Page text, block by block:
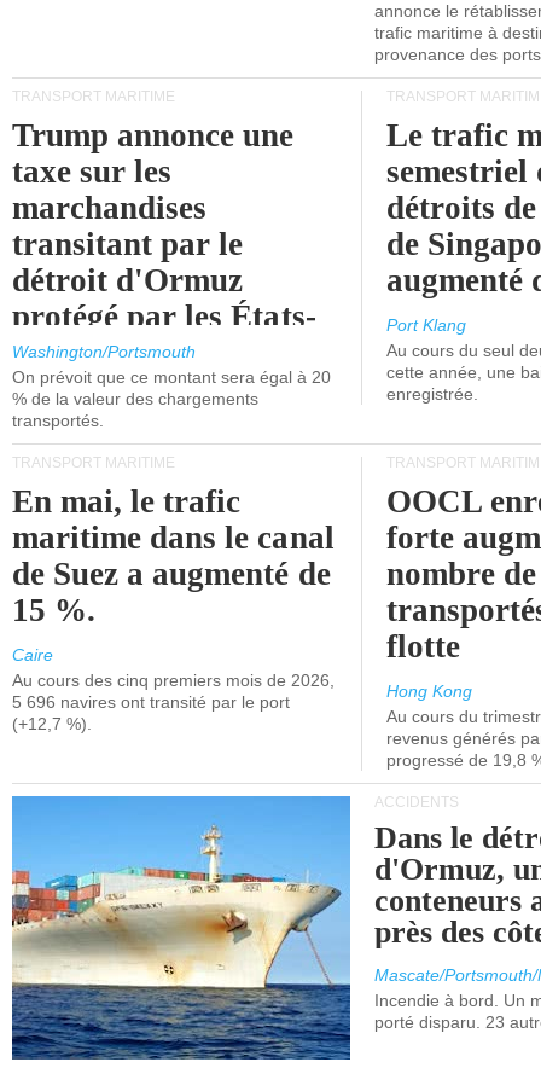
annonce le
trafic maritime à
provenance des
TRANSPORT MARITIME
Trump annonce une
taxe sur les
marchandises
transitant par le
détroit d'Ormuz
protégé par les États-
Unis.
Washington/Portsmouth
On prévoit que ce montant sera égal à 20
% de la valeur des chargements
transportés.
TRANSPORT
Le trafic
semestriel
détroits
de
augmenté
Port Klang
Au cours du seul
cette année, une
enregistrée.
TRANSPORT MARITIME
En mai, le trafic
maritime dans le canal
de Suez a augmenté de
15 %.
Caire
Au cours des cinq premiers mois de 2026,
5 696 navires ont transité par le port
(+12,7 %).
TRANSPORT
OOCL
forte
nombre
flotte
Hong Kong
Au cours du
revenus générés
progressé de 19,8
ACCIDENTS
Dans le
d'Ormuz,
conteneurs
près des
Mascate/
Incendie à bord. Un
porté disparu. 23